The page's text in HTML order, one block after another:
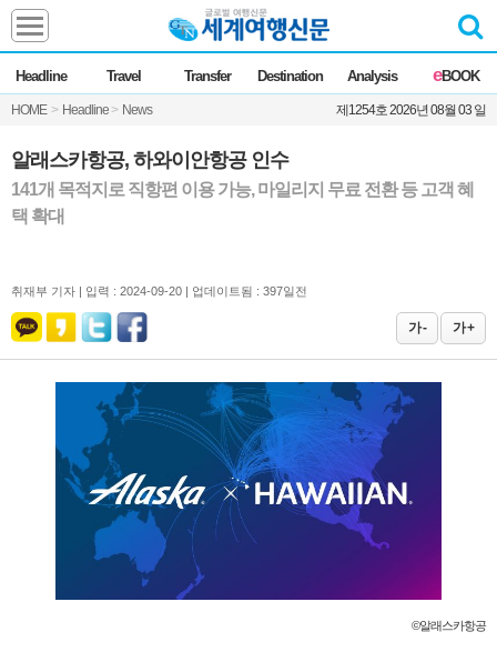
Headline Travel Transfer Destination Analysis eBOOK
HOME > Headline > News 제1254호 2026년 08월 03 일
Headline
전체 News
Commentary Opinion
Focus Marketing
ZoomIn
Travel
Transfer
Destination
알래스카항공, 하와이안항공 인수
141개 목적지로 직항편 이용 가능, 마일리지 무료 전환 등 고객 혜
택 확대
취재부 기자 | 입력 : 2024-09-20 | 업데이트됨 : 397일전
가 - 가 +
©알래스카항공